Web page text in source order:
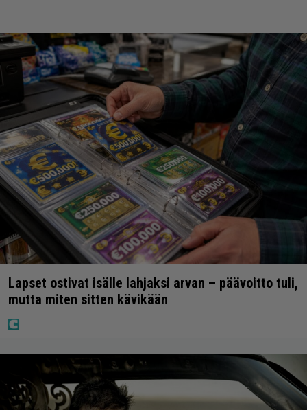
Lapset ostivat isälle lahjaksi arvan – päävoitto tuli,
mutta miten sitten kävikään